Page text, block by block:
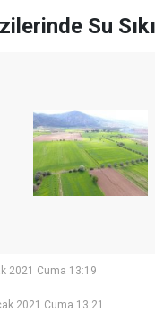
Su
2021 Cuma 13:19
2021 Cuma 13:21